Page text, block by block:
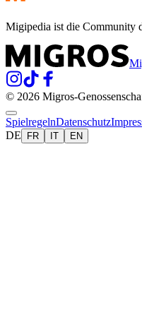
Migipedia ist die Community
© 2026 Migros-
SpielregelnDatenschutz
DE
FR IT EN